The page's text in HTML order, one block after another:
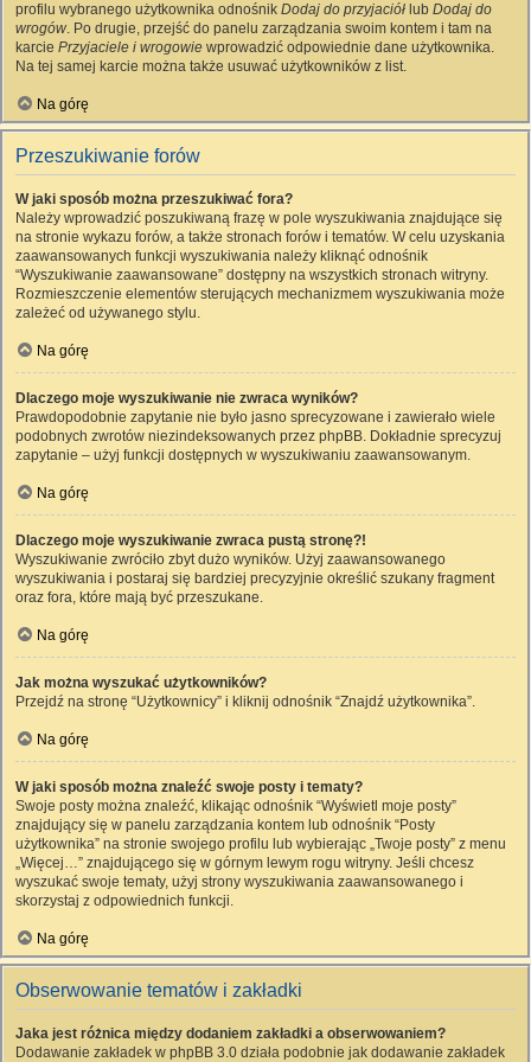
profilu wybranego użytkownika odnośnik Dodaj do przyjaciół lub Dodaj do
wrogów. Po drugie, przejść do panelu zarządzania swoim kontem i tam na
karcie Przyjaciele i wrogowie wprowadzić odpowiednie dane użytkownika.
Na tej samej karcie można także usuwać użytkowników z list.
Na górę
Przeszukiwanie forów
W jaki sposób można przeszukiwać fora?
Należy wprowadzić poszukiwaną frazę w pole wyszukiwania znajdujące się
na stronie wykazu forów, a także stronach forów i tematów. W celu uzyskania
zaawansowanych funkcji wyszukiwania należy kliknąć odnośnik
“Wyszukiwanie zaawansowane” dostępny na wszystkich stronach witryny.
Rozmieszczenie elementów sterujących mechanizmem wyszukiwania może
zależeć od używanego stylu.
Na górę
Dlaczego moje wyszukiwanie nie zwraca wyników?
Prawdopodobnie zapytanie nie było jasno sprecyzowane i zawierało wiele
podobnych zwrotów niezindeksowanych przez phpBB. Dokładnie sprecyzuj
zapytanie – użyj funkcji dostępnych w wyszukiwaniu zaawansowanym.
Na górę
Dlaczego moje wyszukiwanie zwraca pustą stronę?!
Wyszukiwanie zwróciło zbyt dużo wyników. Użyj zaawansowanego
wyszukiwania i postaraj się bardziej precyzyjnie określić szukany fragment
oraz fora, które mają być przeszukane.
Na górę
Jak można wyszukać użytkowników?
Przejdź na stronę “Użytkownicy” i kliknij odnośnik “Znajdź użytkownika”.
Na górę
W jaki sposób można znaleźć swoje posty i tematy?
Swoje posty można znaleźć, klikając odnośnik “Wyświetl moje posty”
znajdujący się w panelu zarządzania kontem lub odnośnik “Posty
użytkownika” na stronie swojego profilu lub wybierając „Twoje posty” z menu
„Więcej…” znajdującego się w górnym lewym rogu witryny. Jeśli chcesz
wyszukać swoje tematy, użyj strony wyszukiwania zaawansowanego i
skorzystaj z odpowiednich funkcji.
Na górę
Obserwowanie tematów i zakładki
Jaka jest różnica między dodaniem zakładki a obserwowaniem?
Dodawanie zakładek w phpBB 3.0 działa podobnie jak dodawanie zakładek